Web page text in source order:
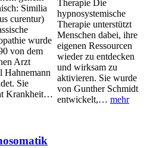
Similia
curentur)
wurde
von dem
Arzt
Hahnemann
Sie
Krankheit…
Therapie Die
hypnosystemische
Therapie unterstützt
Menschen dabei, ihre
eigenen Ressourcen
wieder zu entdecken
und wirksam zu
aktivieren. Sie wurde
von Gunther Schmidt
entwickelt,… mehr